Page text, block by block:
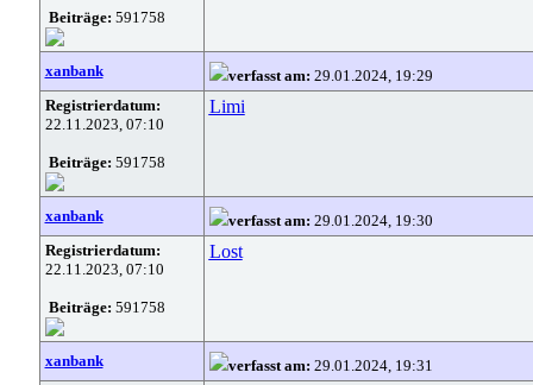
Beiträge: 591758
xanbank verfasst am: 29.01.2024, 19:29
Registrierdatum:
22.11.2023, 07:10
Beiträge: 591758
Limi
xanbank verfasst am: 29.01.2024, 19:30
Registrierdatum:
22.11.2023, 07:10
Beiträge: 591758
Lost
xanbank verfasst am: 29.01.2024, 19:31